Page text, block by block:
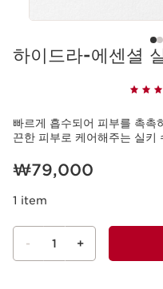
하이드라-에센셜
빠르게 흡수되어 피부를 촉촉
끈한 피부로 케어해주는 실키
현재 가격 ₩79,000
₩79,000
1 item
- 1 +